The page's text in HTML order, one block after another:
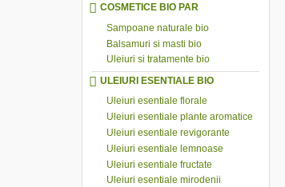
COSMETICE BIO PAR
Sampoane naturale bio
Balsamuri si masti bio
Uleiuri si tratamente bio
ULEIURI ESENTIALE BIO
Uleiuri esentiale florale
Uleiuri esentiale plante aromatice
Uleiuri esentiale revigorante
Uleiuri esentiale lemnoase
Uleiuri esentiale fructate
Uleiuri esentiale mirodenii